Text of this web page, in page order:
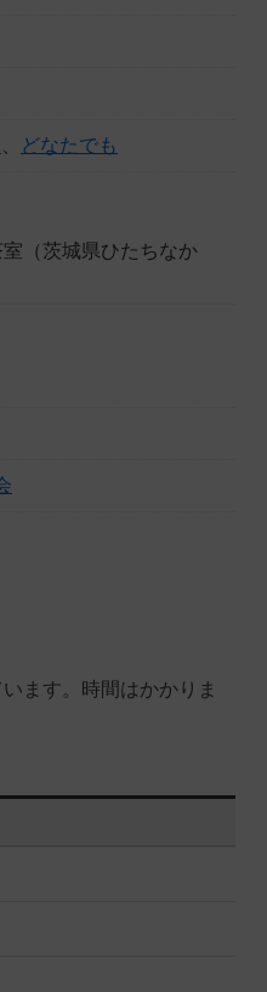
どなたでも
（茨城県ひたちなか
ます。時間はかかりま